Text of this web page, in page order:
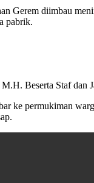
Gerem diimbau
pabrik.
ke permukiman